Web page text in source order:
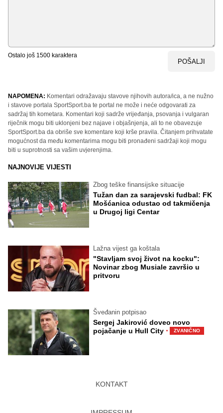
Ostalo još 1500 karaktera
POŠALJI
NAPOMENA: Komentari odražavaju stavove njihovih autora/ica, a ne nužno
i stavove portala SportSport.ba te portal ne može i neće odgovarati za
sadržaj tih kometara. Komentari koji sadrže vrijeđanja, psovanja i vulgaran
riječnik mogu biti uklonjeni bez najave i objašnjenja, ali to ne obavezuje
SportSport.ba da obriše sve komentare koji krše pravila. Čitanjem prihvatate
mogućnost da među komentarima mogu biti pronađeni sadržaji koji mogu
biti u suprotnosti sa vašim uvjerenjima.
NAJNOVIJE VIJESTI
Zbog teške finansijske situacije
Tužan dan za sarajevski fudbal: FK
Mošćanica odustao od takmičenja
u Drugoj ligi Centar
Lažna vijest ga koštala
"Stavljam svoj život na kocku":
Novinar zbog Musiale završio u
pritvoru
Šveđanin potpisao
Sergej Jakirović doveo novo
pojačanje u Hull City · ZVANIČNO
KONTAKT